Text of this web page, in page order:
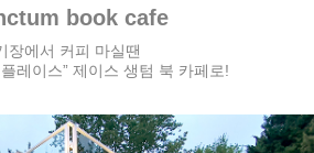
book cafe
장에서 커피 마실땐
레이스” 제이스 생텀 북 카페로!